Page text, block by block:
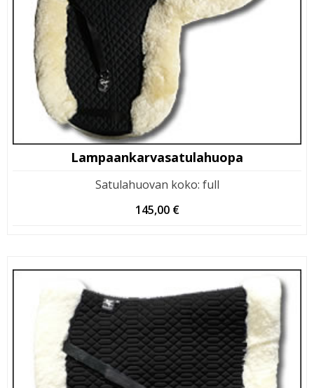
Lampaankarvasatulahuopa
Satulahuovan koko: full
145,00 €